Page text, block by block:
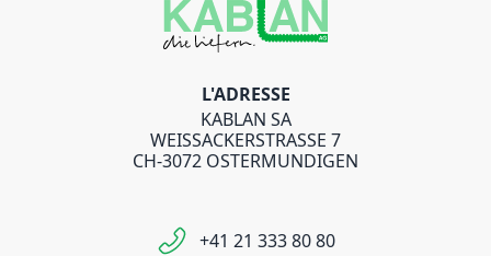
L'ADRESSE
KABLAN SA
WEISSACKERSTRASSE 7
CH-3072 OSTERMUNDIGEN
+41 21 333 80 80